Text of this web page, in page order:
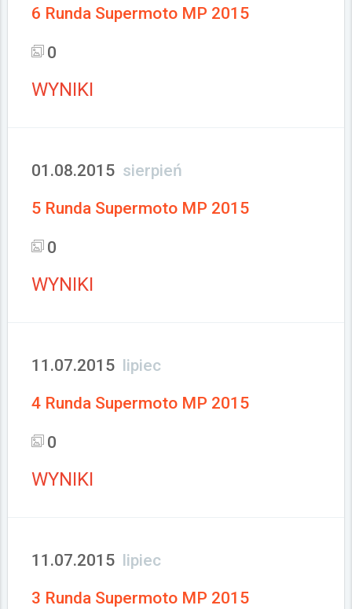
6 Runda Supermoto MP 2015
0
WYNIKI
01.08.2015 sierpień
5 Runda Supermoto MP 2015
0
WYNIKI
11.07.2015 lipiec
4 Runda Supermoto MP 2015
0
WYNIKI
11.07.2015 lipiec
3 Runda Supermoto MP 2015